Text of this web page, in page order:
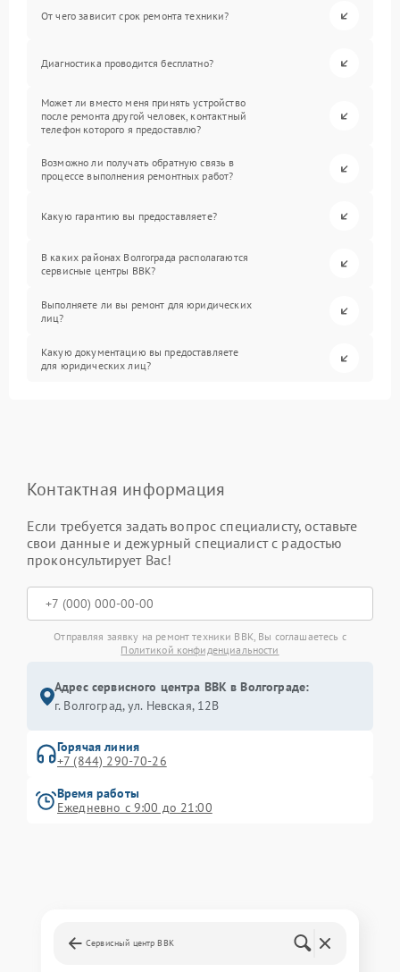
От чего зависит срок ремонта техники?
Диагностика проводится бесплатно?
Может ли вместо меня принять устройство
после ремонта другой человек, контактный
телефон которого я предоставлю?
Возможно ли получать обратную связь в
процессе выполнения ремонтных работ?
Какую гарантию вы предоставляете?
В каких районах Волгограда располагаются
сервисные центры BBK?
Выполняете ли вы ремонт для юридических
лиц?
Какую документацию вы предоставляете
для юридических лиц?
Контактная информация
Если требуется задать вопрос специалисту, оставьте
свои данные и дежурный специалист с радостью
проконсультирует Вас!
Отправляя заявку на ремонт техники BBK, Вы соглашаетесь с
Политикой конфиденциальности
Адрес сервисного центра BBK в Волгограде:
г. Волгоград, ул. Невская, 12В
Горячая линия
+7 (844) 290-70-26
Время работы
Ежедневно с 9:00 до 21:00
Сервисный центр BBK